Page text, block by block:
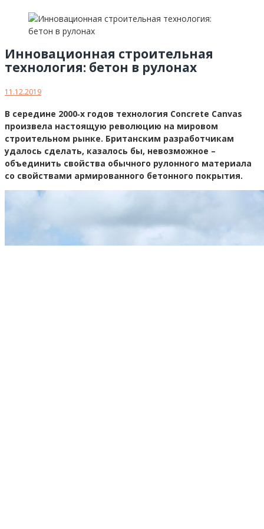
Инновационная строительная
технология: бетон в рулонах
11.12.2019
В середине 2000‐х годов технология Concrete Canvas
произвела настоящую революцию на мировом
строительном рынке. Британским разработчикам
удалось сделать, казалось бы, невозможное –
объединить свойства обычного рулонного материала
со свойствами армированного бетонного покрытия.